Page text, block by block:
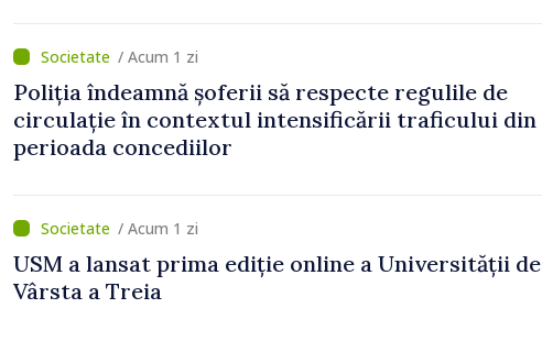
/ Acum 1 zi
Poliția îndeamnă șoferii să respecte regulile de
circulație în contextul intensificării traficului din
perioada concediilor
/ Acum 1 zi
USM a lansat prima ediție online a Universității de
Vârsta a Treia